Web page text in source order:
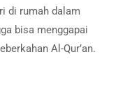
di rumah dalam
bisa menggapai
Al-Qur’an.